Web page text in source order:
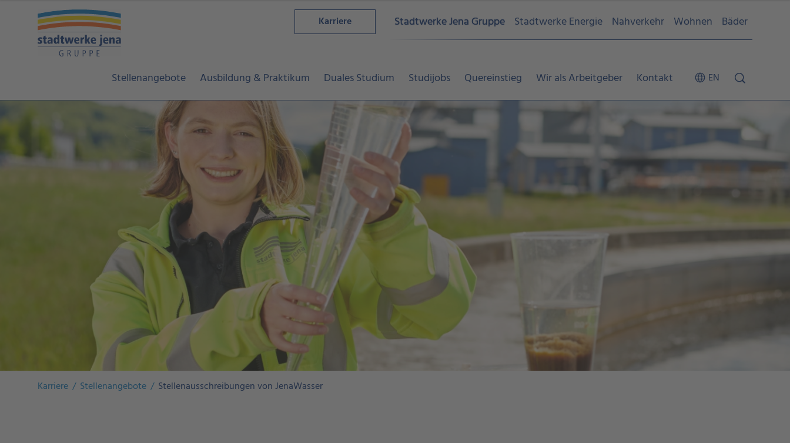
Karriere Stadtwerke Jena Gruppe Stadtwerke Energie Nahverkehr Wohnen Bäder
Stellenangebote Ausbildung & Praktikum Duales Studium Studijobs Quereinstieg Wir als Arbeitgeber Kontakt EN
Karriere Stellenangebote Stellenausschreibungen von JenaWasser